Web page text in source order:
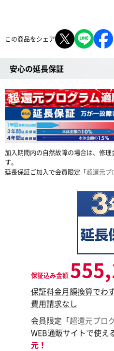
この商品をシェア
安心の延長保証
加入期間内の自然故障の場合は、修
す。
延長保証ご加入で会員限定「超還元プ
保証込み金額
保証料金月額換算でわ
費用請求なし
会員限定「超還元プロ
WEB通販サイトで使え
元！